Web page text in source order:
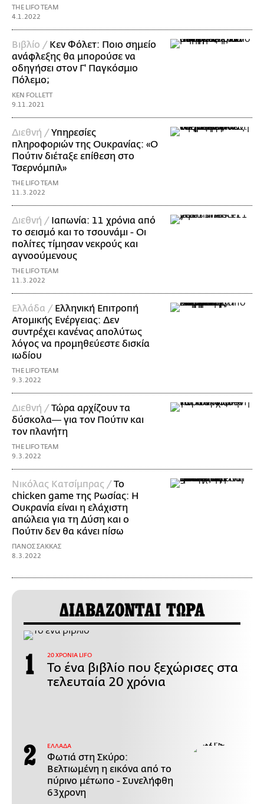
THE LIFO TEAM
4.1.2022
Βιβλίο / Κεν Φόλετ: Ποιο σημείο
ανάφλεξης θα μπορούσε να
οδηγήσει στον Γ' Παγκόσμιο
Πόλεμο;
KEN FOLLETT
9.11.2021
Διεθνή /Υπηρεσίες
πληροφοριών της Ουκρανίας: «Ο
Πούτιν διέταξε επίθεση στο
Τσερνόμπιλ»
THE LIFO TEAM
11.3.2022
Διεθνή / Ιαπωνία: 11 χρόνια από
το σεισμό και το τσουνάμι - Οι
πολίτες τίμησαν νεκρούς και
αγνοούμενους
THE LIFO TEAM
11.3.2022
Ελλάδα / Ελληνική Επιτροπή
Ατομικής Ενέργειας: Δεν
συντρέχει κανένας απολύτως
λόγος να προμηθεύεστε δισκία
ιωδίου
THE LIFO TEAM
9.3.2022
Διεθνή /Τώρα αρχίζουν τα
δύσκολα― για τον Πούτιν και
τον πλανήτη
THE LIFO TEAM
9.3.2022
Νικόλας Κατσίμπρας /Το
chicken game της Ρωσίας: Η
Ουκρανία είναι η ελάχιστη
απώλεια για τη Δύση και ο
Πούτιν δεν θα κάνει πίσω
ΠΑΝΟΣ ΣΑΚΚΑΣ
8.3.2022
ΔΙΑΒΑΖΟΝΤΑΙ ΤΩΡΑ
20 ΧΡΟΝΙΑ LIFO
Το ένα βιβλίο που ξεχώρισες στα
τελευταία 20 χρόνια
ΕΛΛΑΔΑ
Φωτιά στη Σκύρο:
Βελτιωμένη η εικόνα από το
πύρινο μέτωπο - Συνελήφθη
63χρονη